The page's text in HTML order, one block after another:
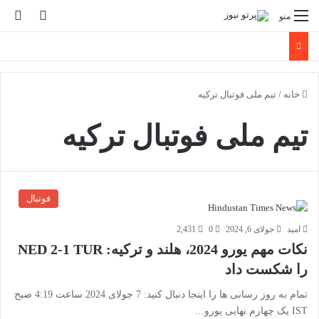
تغییر منو
خانه / تیم ملی فوتبال ترکیه
تیم ملی فوتبال ترکیه
فوتبال
امید جولای 6, 2024 0
2,431
نکات مهم یورو 2024، هلند و ترکیه: NED 2-1 TUR
را شکست داد
تمام به روز رسانی ها را اینجا دنبال کنید: 7 جولای 2024 ساعت 4:19 صبح
IST یک چهارم نهایی یورو…